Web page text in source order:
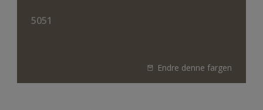
5051
Endre denne fargen